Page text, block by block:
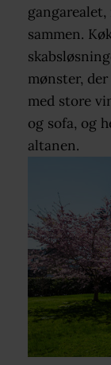
sammen.
mønster,
med store
og sofa, og
altanen.